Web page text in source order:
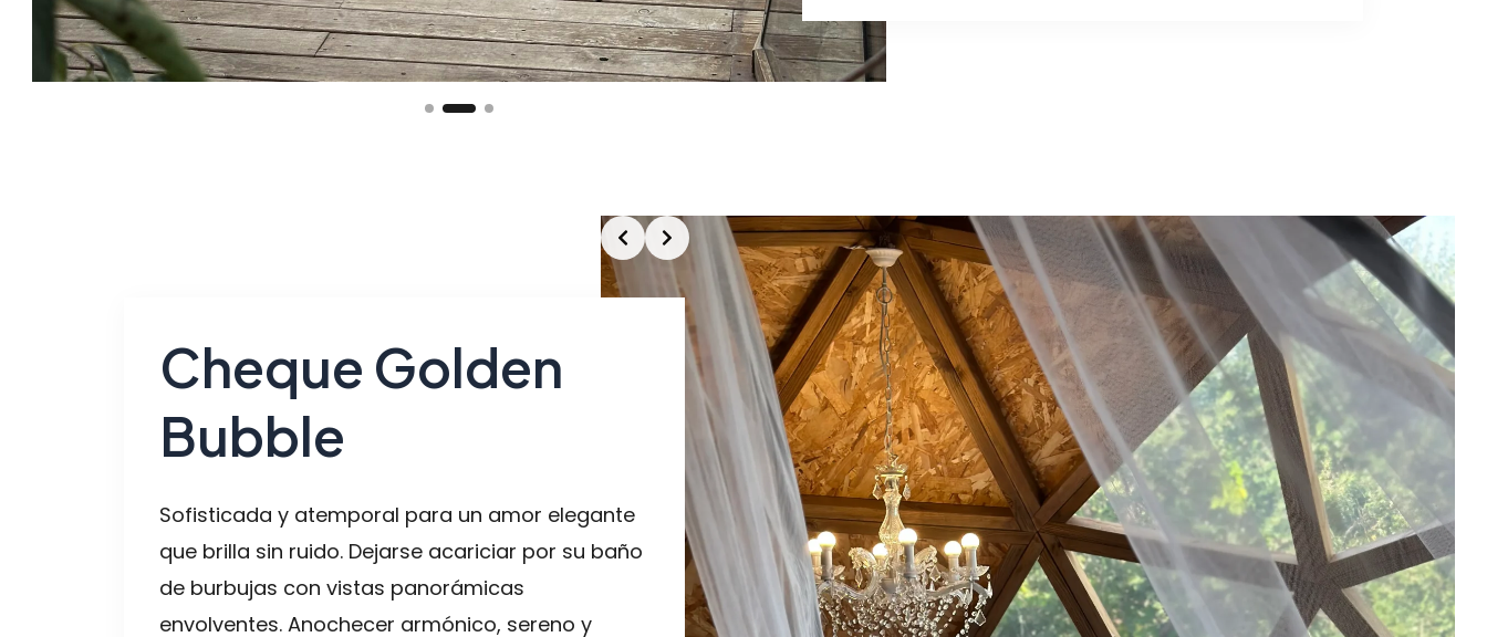
Cheque Golden
Bubble
Sofisticada y atemporal para un amor elegante
que brilla sin ruido. Dejarse acariciar por su baño
de burbujas con vistas panorámicas
envolventes. Anochecer armónico, sereno y
Slide 3 of 3